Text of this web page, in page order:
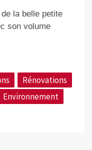
la belle petite
son volume
Rénovations
Environnement